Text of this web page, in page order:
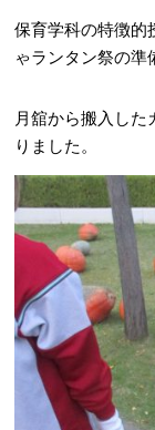
保育学科の特徴的
ゃランタン祭の準
月舘から搬入し
りました。